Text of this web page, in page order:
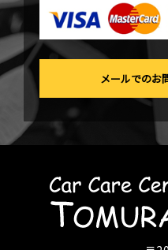
メールでのお